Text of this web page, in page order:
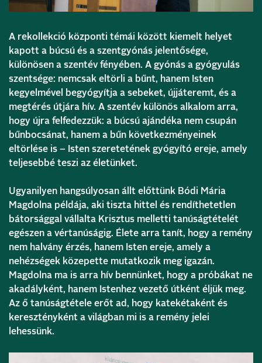
A rekollekció központi témái között kiemelt helyet
kapott a búcsú és a szentgyónás jelentősége,
különösen a szentév fényében. A gyónás a gyógyulás
szentsége: nemcsak eltörli a bűnt, hanem Isten
kegyelmével begyógyítja a sebeket, újjáteremt, és a
megtérés útjára hív. A szentév különös alkalom arra,
hogy újra felfedezzük: a búcsú ajándéka nem csupán
bűnbocsánat, hanem a bűn következményeinek
eltörlése is – Isten szeretetének gyógyító ereje, amely
teljesebbé teszi az életünket.
Ugyanilyen hangsúlyosan állt előttünk Bódi Mária
Magdolna példája, aki tiszta hittel és rendíthetetlen
bátorsággal vállalta Krisztus melletti tanúságtételét
egészen a vértanúságig. Élete arra tanít, hogy a remény
nem halvány érzés, hanem Isten ereje, amely a
nehézségek közepette mutatkozik meg igazán.
Magdolna ma is arra hív bennünket, hogy a próbákat ne
akadályként, hanem Istenhez vezető útként éljük meg.
Az ő tanúságtétele erőt ad, hogy katekétaként és
keresztényként a világban mi is a remény jelei
lehessünk.